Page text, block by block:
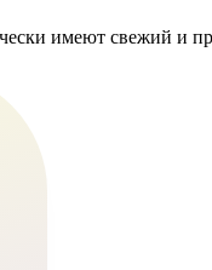
имеют свежий и